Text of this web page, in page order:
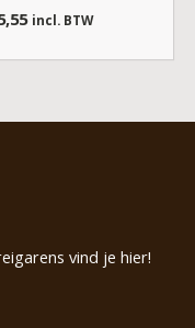
incl. BTW
vind je hier!